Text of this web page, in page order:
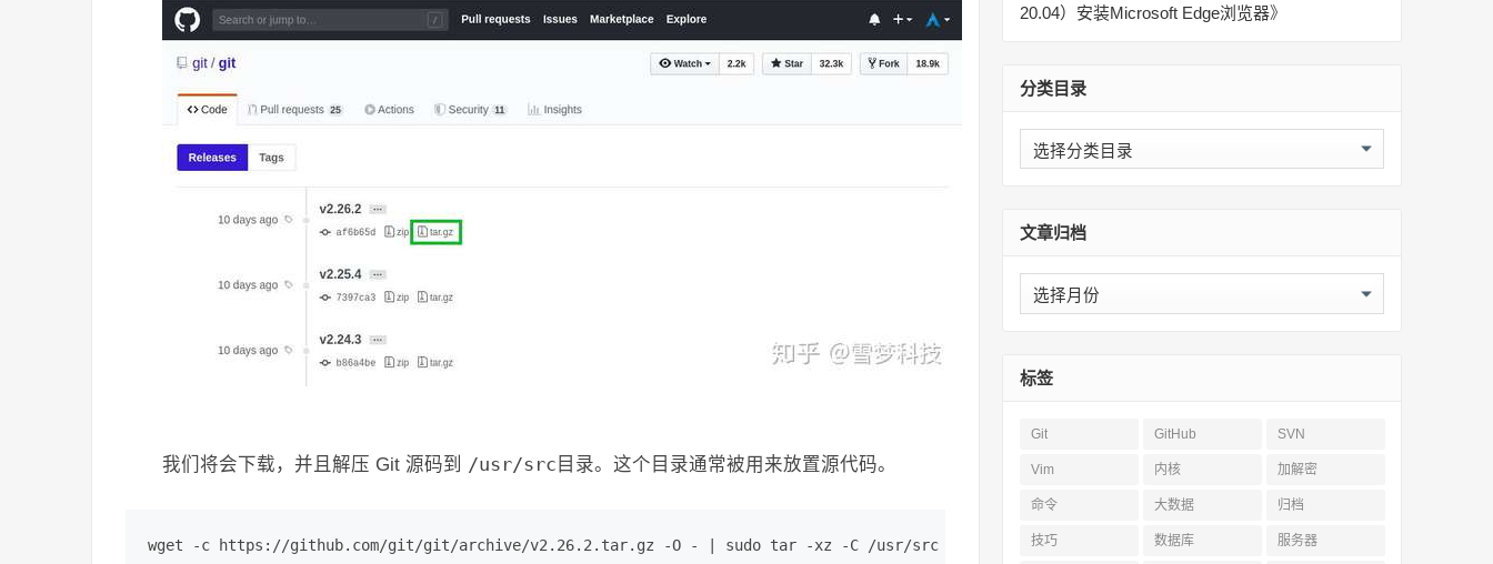
我们将会下载，并且解压 Git 源码到 /usr/src 目录。这个目录通常被用来放置源代码。
wget -c https://github.com/git/git/archive/v2.26.2.tar.gz -O - | sudo tar -xz -C /usr/src
20.04）安装Microsoft Edge浏览器》
分类目录
分
类
文章归档
文
章
标签
Git GitHub SVN
Vim 内核 加解密
命令 大数据 归档
技巧 数据库 服务器